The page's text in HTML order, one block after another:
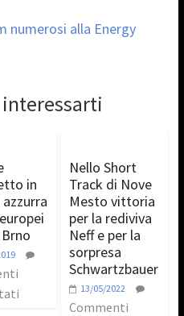
numerosi alla Energy
in
Nello Short
Track di Nove
Mesto vittoria
per la rediviva
Neff e per la
sorpresa
Schwartzbauer
13/05/2022
Commenti